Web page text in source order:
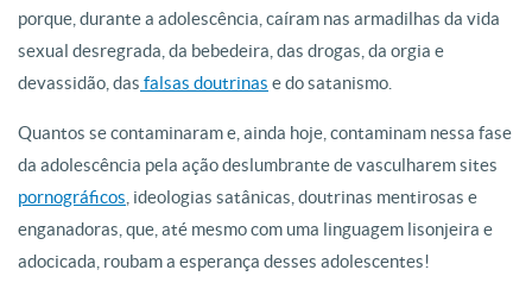
porque, durante a adolescência, caíram nas armadilhas da vida
sexual desregrada, da bebedeira, das drogas, da orgia e
devassidão, das falsas doutrinas e do satanismo.
Quantos se contaminaram e, ainda hoje, contaminam nessa fase
da adolescência pela ação deslumbrante de vasculharem sites
pornográficos , ideologias satânicas, doutrinas mentirosas e
enganadoras, que, até mesmo com uma linguagem lisonjeira e
adocicada, roubam a esperança desses adolescentes!